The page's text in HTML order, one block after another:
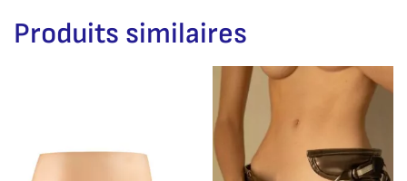
Produits similaires